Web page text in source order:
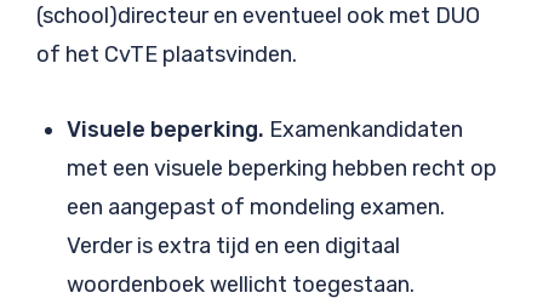
(school)directeur en eventueel ook met DUO
of het CvTE plaatsvinden.
Visuele beperking. Examenkandidaten
met een visuele beperking hebben recht op
een aangepast of mondeling examen.
Verder is extra tijd en een digitaal
woordenboek wellicht toegestaan.